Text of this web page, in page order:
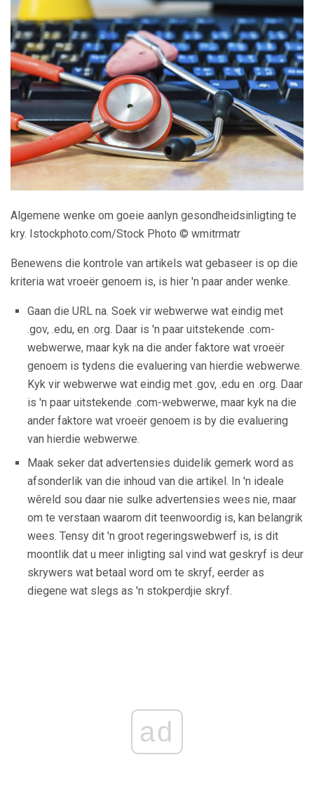
Algemene wenke om goeie aanlyn gesondheidsinligting te
kry. Istockphoto.com/Stock Photo © wmitrmatr
Benewens die kontrole van artikels wat gebaseer is op die
kriteria wat vroeër genoem is, is hier 'n paar ander wenke.
Gaan die URL na. Soek vir webwerwe wat eindig met
.gov, .edu, en .org. Daar is 'n paar uitstekende .com-
webwerwe, maar kyk na die ander faktore wat vroeër
genoem is tydens die evaluering van hierdie webwerwe.
Kyk vir webwerwe wat eindig met .gov, .edu en .org. Daar
is 'n paar uitstekende .com-webwerwe, maar kyk na die
ander faktore wat vroeër genoem is by die evaluering
van hierdie webwerwe.
Maak seker dat advertensies duidelik gemerk word as
afsonderlik van die inhoud van die artikel. In 'n ideale
wêreld sou daar nie sulke advertensies wees nie, maar
om te verstaan ​​waarom dit teenwoordig is, kan belangrik
wees. Tensy dit 'n groot regeringswebwerf is, is dit
moontlik dat u meer inligting sal vind wat geskryf is deur
skrywers wat betaal word om te skryf, eerder as
diegene wat slegs as 'n stokperdjie skryf.
ad